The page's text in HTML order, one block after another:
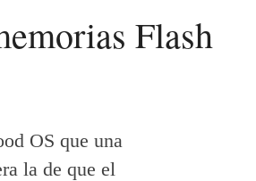
Flash
OS que una
la de que el